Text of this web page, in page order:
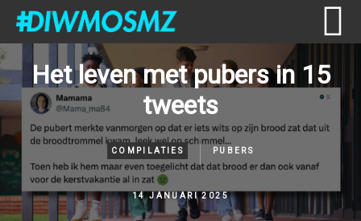
Skip
to
primary
navigation
Skip
to
content
Skip
to
primary
sidebar
Skip
to
footer
Het leven met pubers in 15
tweets
COMPILATIES PUBERS
14 JANUARI 2025